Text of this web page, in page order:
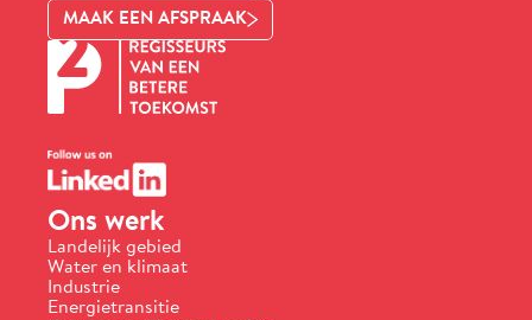
MAAK EEN AFSPRAAK
Ons werk
Landelijk gebied
Water en klimaat
Industrie
Energietransitie